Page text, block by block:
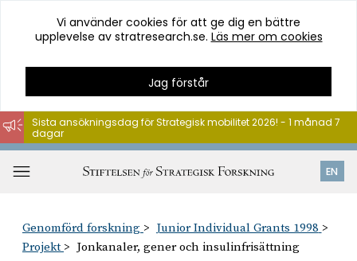
Hoppa
till
innehåll
Vi använder cookies för att ge dig en bättre
upplevelse av stratresearch.se. Läs mer om cookies
Jag förstår
EN
Sista ansökningsdag för Strategisk mobilitet 2026! - 1 månad 7
dagar
Genomförd forskning
Junior Individual Grants 1998
Projekt
Jonkanaler, gener och insulinfrisättning